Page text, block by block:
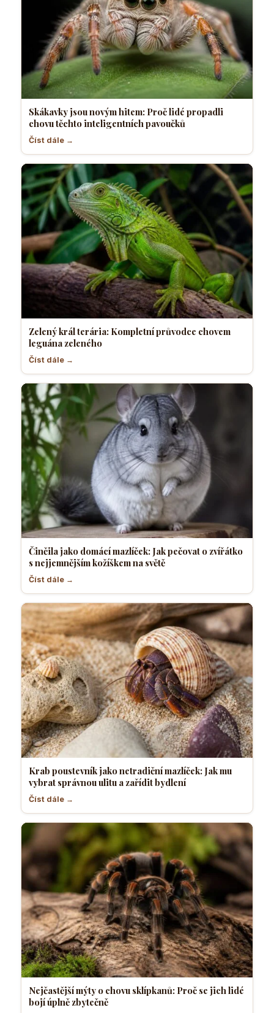
Skákavky jsou novým hitem: Proč lidé propadli
chovu těchto inteligentních pavoučků
Číst dále →
Zelený král terária: Kompletní průvodce chovem
leguána zeleného
Číst dále →
Činčila jako domácí mazlíček: Jak pečovat o zvířátko
s nejjemnějším kožíškem na světě
Číst dále →
Krab poustevník jako netradiční mazlíček: Jak mu
vybrat správnou ulitu a zařídit bydlení
Číst dále →
Nejčastější mýty o chovu sklípkanů: Proč se jich lidé
bojí úplně zbytečně